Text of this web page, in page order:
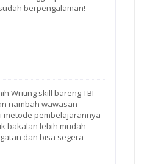
berpengalaman!
Writing skill bareng TBI
nambah wawasan
metode pembelajarannya
bakalan lebih mudah
dan bisa segera